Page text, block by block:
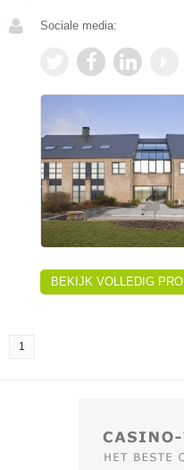
Sociale media:
BEKIJK VOLLEDIG
1